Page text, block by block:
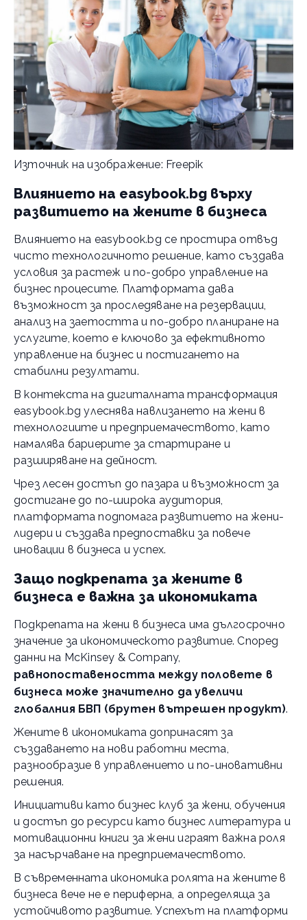
Източник на изображение: Freepik
Влиянието на easybook.bg върху
развитието на жените в бизнеса
Влиянието на easybook.bg се простира отвъд
чисто технологичното решение, като създава
условия за растеж и по-добро управление на
бизнес процесите. Платформата дава
възможност за проследяване на резервации,
анализ на заетостта и по-добро планиране на
услугите, което е ключово за ефективното
управление на бизнес и постигането на
стабилни резултати.
В контекста на дигиталната трансформация
easybook.bg улеснява навлизането на жени в
технологиите и предприемачеството, като
намалява бариерите за стартиране и
разширяване на дейност.
Чрез лесен достъп до пазара и възможност за
достигане до по-широка аудитория,
платформата подпомага развитието на жени-
лидери и създава предпоставки за повече
иновации в бизнеса и успех.
Защо подкрепата за жените в
бизнеса е важна за икономиката
Подкрепата на жени в бизнеса има дългосрочно
значение за икономическото развитие. Според
данни на McKinsey & Company,
равнопоставеността между половете в
бизнеса може значително да увеличи
глобалния БВП (брутен вътрешен продукт).
Жените в икономиката допринасят за
създаването на нови работни места,
разнообразие в управлението и по-иновативни
решения.
Инициативи като бизнес клуб за жени, обучения
и достъп до ресурси като бизнес литература и
мотивационни книги за жени играят важна роля
за насърчаване на предприемачеството.
В съвременната икономика ролята на жените в
бизнеса вече не е периферна, а определяща за
устойчивото развитие. Успехът на платформи